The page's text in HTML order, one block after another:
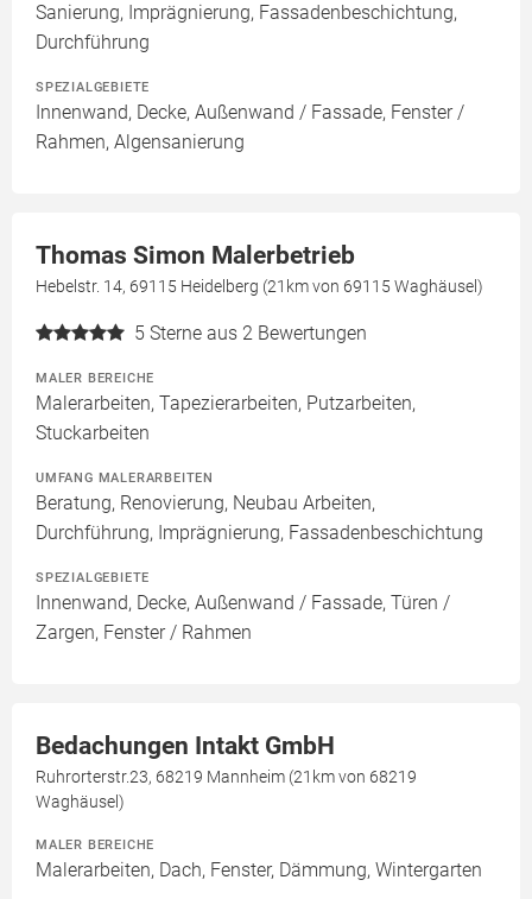
Sanierung, Imprägnierung, Fassadenbeschichtung,
Durchführung
SPEZIALGEBIETE
Innenwand, Decke, Außenwand / Fassade, Fenster /
Rahmen, Algensanierung
Thomas Simon Malerbetrieb
Hebelstr. 14, 69115 Heidelberg (21km von 69115 Waghäusel)
5 Sterne aus 2 Bewertungen
MALER BEREICHE
Malerarbeiten, Tapezierarbeiten, Putzarbeiten,
Stuckarbeiten
UMFANG MALERARBEITEN
Beratung, Renovierung, Neubau Arbeiten,
Durchführung, Imprägnierung, Fassadenbeschichtung
SPEZIALGEBIETE
Innenwand, Decke, Außenwand / Fassade, Türen /
Zargen, Fenster / Rahmen
Bedachungen Intakt GmbH
Ruhrorterstr.23, 68219 Mannheim (21km von 68219
Waghäusel)
MALER BEREICHE
Malerarbeiten, Dach, Fenster, Dämmung, Wintergarten